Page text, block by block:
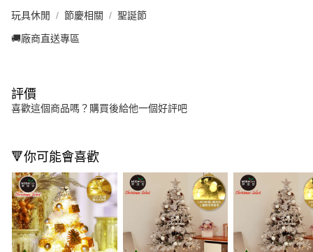
玩具休閒 節慶相關 聖誕節
🚚廠商直送專區
評價
喜歡這個商品嗎？購買後給他一個好評吧
🔻你可能會喜歡